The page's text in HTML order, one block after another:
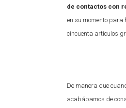
de contactos con
en su momento para
cincuenta artículos
De manera que
acabábamos de